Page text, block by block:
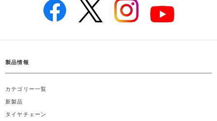
製品情報
カテゴリー一覧
新製品
タイヤチェーン